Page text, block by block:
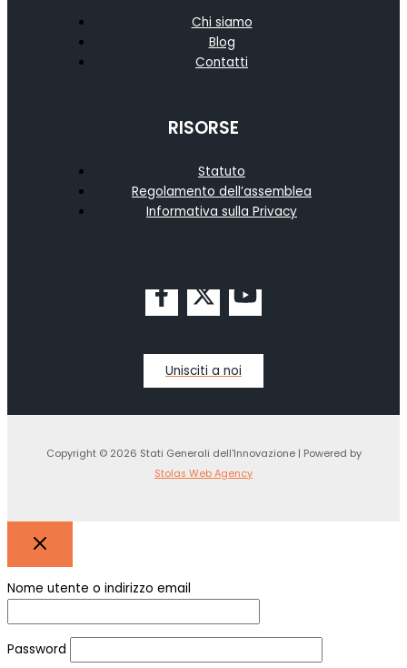
Chi siamo
Blog
Contatti
RISORSE
Statuto
Regolamento dell’assemblea
Informativa sulla Privacy
Unisciti a noi
Copyright © 2026 Stati Generali dell'Innovazione | Powered by
Stolas Web Agency
Nome utente o indirizzo email
Password